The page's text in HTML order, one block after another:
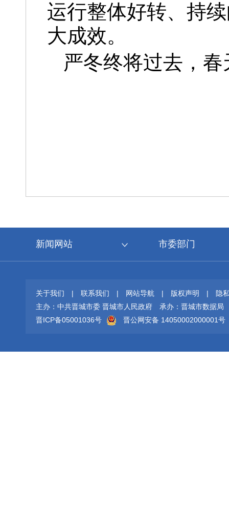
运行整体好转、持
大成效。
严冬终将过去，
新闻网站 市委部门
关于我们 | 联系我们 | 网站导航 | 版权声明 |
隐
主办：中共晋城市委 晋城市人民政府
承办：晋城市数据局
晋ICP备05001036号
晋公网安备 14050002000001号